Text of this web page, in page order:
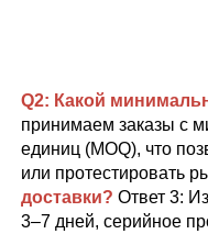
Q2: Какой
принимаем заказы с
единиц (MOQ), что
или протестировать
доставки? Ответ 3:
3–7 дней, серийное